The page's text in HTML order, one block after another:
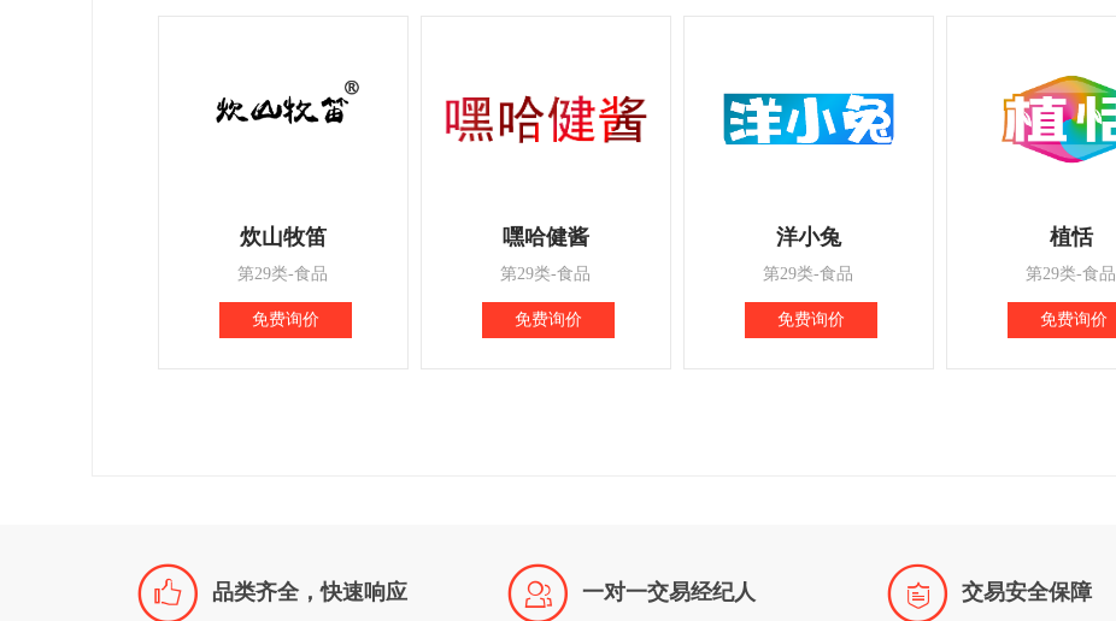
炊山牧笛
第29类-食品
免费询价
嘿哈健酱
第29类-食品
免费询价
洋小兔
第29类-食品
免费询价
植恬
第29类-食品
免费询价
 品类齐全，快速响应  一对一交易经纪人  交易安全保障